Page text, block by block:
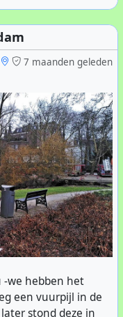
7 maanden geleden
-we hebben het
een vuurpijl in de
stond deze in